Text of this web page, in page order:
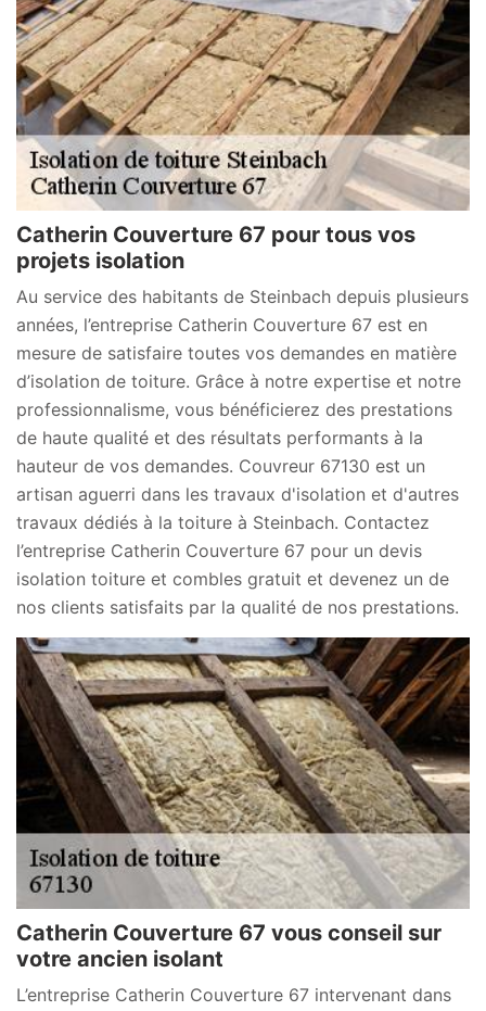
Catherin Couverture 67 pour tous vos
projets isolation
Au service des habitants de Steinbach depuis plusieurs
années, l’entreprise Catherin Couverture 67 est en
mesure de satisfaire toutes vos demandes en matière
d’isolation de toiture. Grâce à notre expertise et notre
professionnalisme, vous bénéficierez des prestations
de haute qualité et des résultats performants à la
hauteur de vos demandes. Couvreur 67130 est un
artisan aguerri dans les travaux d'isolation et d'autres
travaux dédiés à la toiture à Steinbach. Contactez
l’entreprise Catherin Couverture 67 pour un devis
isolation toiture et combles gratuit et devenez un de
nos clients satisfaits par la qualité de nos prestations.
Catherin Couverture 67 vous conseil sur
votre ancien isolant
L’entreprise Catherin Couverture 67 intervenant dans